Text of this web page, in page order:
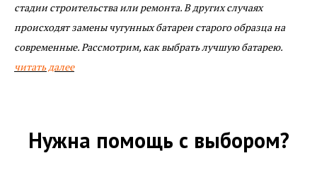
стадии строительства или ремонта. В других случаях
происходят замены чугунных батареи старого образца на
современные. Рассмотрим, как выбрать лучшую батарею.
читать далее
Нужна помощь с выбором?